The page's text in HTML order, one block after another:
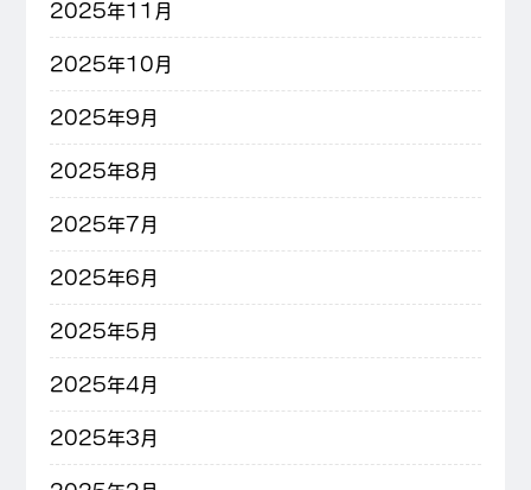
2025年11月
2025年10月
2025年9月
2025年8月
2025年7月
2025年6月
2025年5月
2025年4月
2025年3月